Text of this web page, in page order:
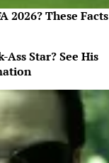
2026? These Facts
Star? See His